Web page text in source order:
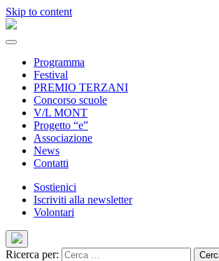
Skip to content
Programma
Festival
PREMIO TERZANI
Concorso scuole
V/L MONT
Progetto “e”
Associazione
News
Contatti
Sostienici
Iscriviti alla newsletter
Volontari
Ricerca per: